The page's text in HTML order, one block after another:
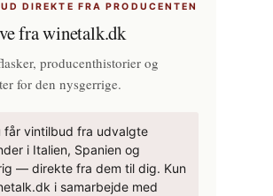
DIREKTE FRA PRODUCENTEN
fra winetalk.dk
producenthistorier og
for den nysgerrige.
får vintilbud fra udvalgte
i Italien, Spanien og
— direkte fra dem til dig. Kun
i samarbejde med